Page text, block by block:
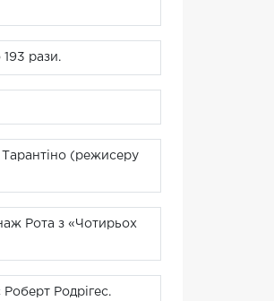
193 рази.
Тарантіно (режисеру
Рота з «Чотирьох
Родрігес.